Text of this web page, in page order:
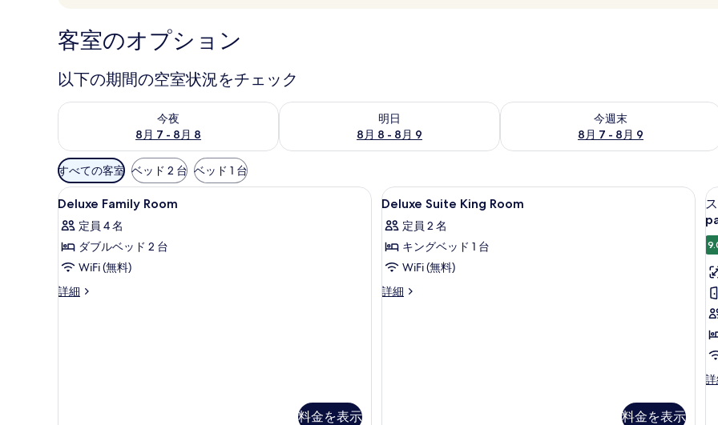
客室のオプション
以下の期間の空室状況をチェック
今夜
8月 7 - 8月 8
今夜 8月 7 - 8月 8 の空室状況をチェック
明日
8月 8 - 8月 9
明日 8月 8 - 8月 9 の空室状況をチェック
今週末
8月 7 - 8月 9
今週末 8月 7 - 8月 9 の空室状況をチ
利
用
可
能
な
客
室
の
すべての客室 ベッド 2 台 ベッド 1 台
Deluxe
Family
Room
の
す
べ
高級寝具、ミニバー、セーフティボックス (室内)、デスク
7
Deluxe Family Room
定員 4 名
ダブルベッド 2 台
WiFi (無料)
詳細
Deluxe
料金を表示
Deluxe
Suite
King
Room
の
す
高級寝具、ミニバー、セーフティボ
12
Deluxe Suite King Room
定員 2 名
キングベッド 1 台
WiFi (無料)
詳細
Deluxe
料金を表示
ス